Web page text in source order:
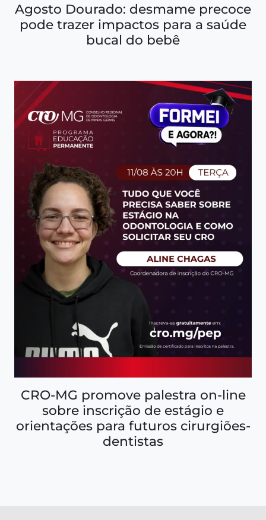
Agosto Dourado: desmame precoce
pode trazer impactos para a saúde
bucal do bebê
CRO-MG promove palestra on-line
sobre inscrição de estágio e
orientações para futuros cirurgiões-
dentistas